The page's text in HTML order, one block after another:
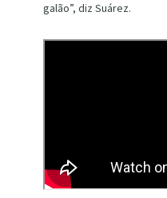
galão”, diz Suárez.